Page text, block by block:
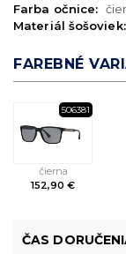
Farba očnice:
Materiál šošoviek:
FAREBNÉ
506381
čierna
152,90 €
ČAS